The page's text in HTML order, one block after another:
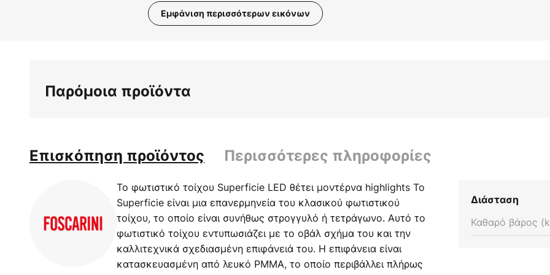
Εμφάνιση περισσότερων εικόνων
συλλογής
Παρόμοια προϊόντα
Επισκόπηση προϊόντος Περισσότερες πληροφορίες
Το φωτιστικό τοίχου Superficie LED θέτει μοντέρνα highlights Το
Superficie είναι μια επανερμηνεία του κλασικού φωτιστικού
τοίχου, το οποίο είναι συνήθως στρογγυλό ή τετράγωνο. Αυτό το
φωτιστικό τοίχου εντυπωσιάζει με το οβάλ σχήμα του και την
καλλιτεχνικά σχεδιασμένη επιφάνειά του. Η επιφάνεια είναι
κατασκευασμένη από λευκό PMMA, το οποίο περιβάλλει πλήρως
Διάσταση
Καθαρό βάρος